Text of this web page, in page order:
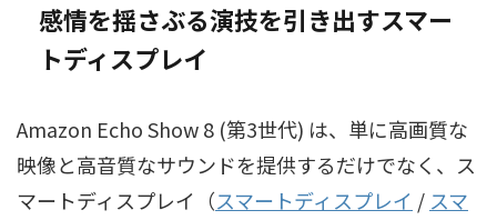
感情を揺さぶる演技を引き出すスマー
トディスプレイ
Amazon Echo Show 8 (第3世代) は、単に高画質な
映像と高音質なサウンドを提供するだけでなく、
ス
マートディスプレイ（スマートディスプレイ / スマ